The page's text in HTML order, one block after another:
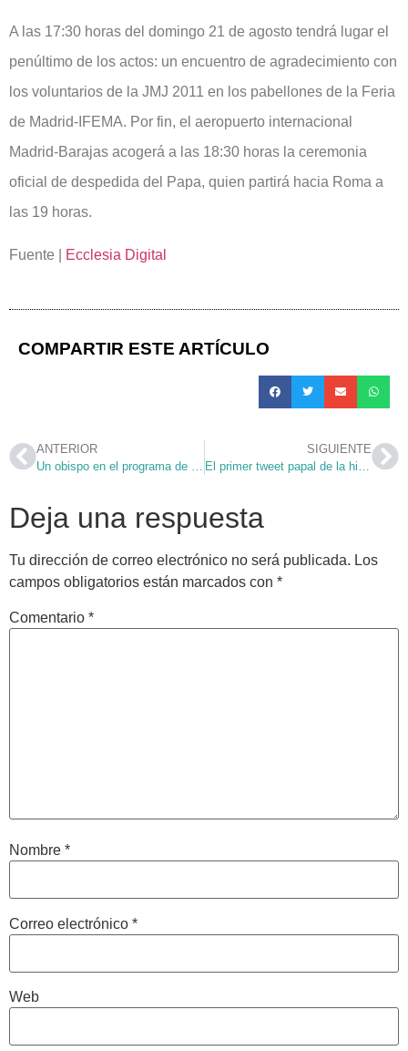
A las 17:30 horas del domingo 21 de agosto tendrá lugar el
penúltimo de los actos: un encuentro de agradecimiento con
los voluntarios de la JMJ 2011 en los pabellones de la Feria
de Madrid-IFEMA. Por fin, el aeropuerto internacional
Madrid-Barajas acogerá a las 18:30 horas la ceremonia
oficial de despedida del Papa, quien partirá hacia Roma a
las 19 horas.
Fuente | Ecclesia Digital
COMPARTIR ESTE ARTÍCULO
ANTERIOR
SIGUIENTE
Deja una respuesta
Tu dirección de correo electrónico no será publicada. Los
campos obligatorios están marcados con *
Comentario *
Nombre *
Correo electrónico *
Web